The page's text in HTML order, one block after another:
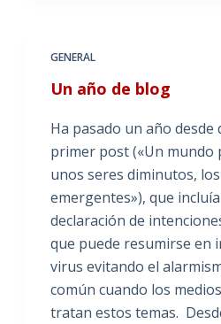
GENERAL
Un año de blog
Ha pasado un año desde
primer post («Un mundo
unos seres diminutos,
emergentes»), que
declaración de
que puede resumirse en
virus evitando el
común cuando los
tratan estos temas.